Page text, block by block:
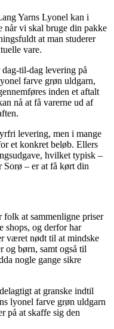
Yarns Lyonel kan i
når vi skal bruge din pakke
at man studerer
vare.
til-dag levering på
farve grøn uldgarn,
inden et aftalt
nå at få varerne ud af
levering, men i mange
et konkret beløb. Ellers
hvilket typisk –
Sorø – er at få kørt din
at sammenligne priser
shops, og derfor har
været nødt til at mindske
og børn, samt også til
nogle gange sikre
at granske indtil
lyonel farve grøn uldgarn
på at skaffe sig den